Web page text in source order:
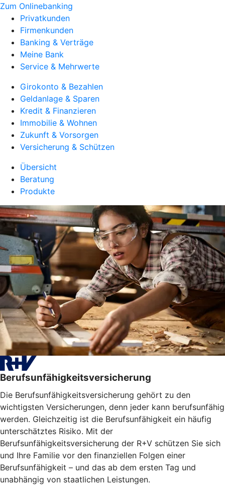
Zum Onlinebanking
Privatkunden
Firmenkunden
Banking & Verträge
Meine Bank
Service & Mehrwerte
Girokonto & Bezahlen
Geldanlage & Sparen
Kredit & Finanzieren
Immobilie & Wohnen
Zukunft & Vorsorgen
Versicherung & Schützen
Übersicht
Beratung
Produkte
Berufsunfähigkeitsversicherung
Die Berufsunfähigkeitsversicherung gehört zu den
wichtigsten Versicherungen, denn jeder kann berufsunfähig
werden. Gleichzeitig ist die Berufsunfähigkeit ein häufig
unterschätztes Risiko. Mit der
Berufsunfähigkeitsversicherung der R+V schützen Sie sich
und Ihre Familie vor den finanziellen Folgen einer
Berufsunfähigkeit – und das ab dem ersten Tag und
unabhängig von staatlichen Leistungen.